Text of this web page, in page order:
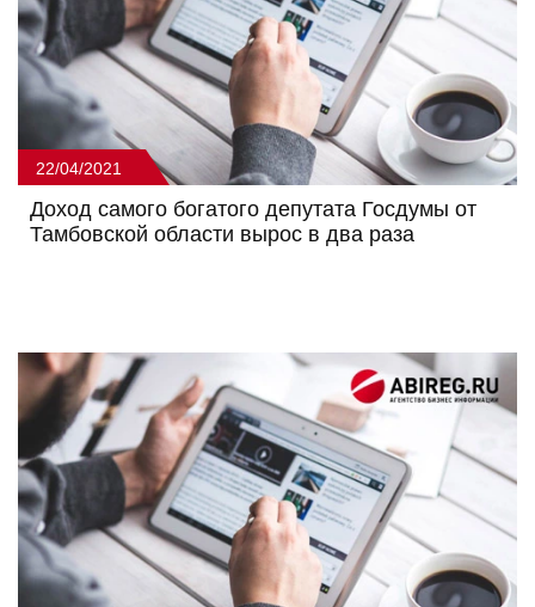
22/04/2021
Доход самого богатого депутата Госдумы от
Тамбовской области вырос в два раза